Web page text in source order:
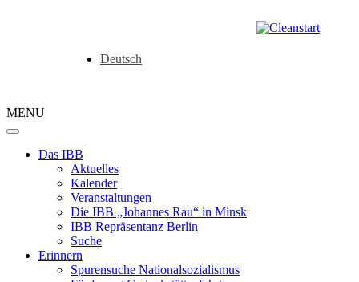
Deutsch
MENU
Das IBB
Aktuelles
Kalender
Veranstaltungen
Die IBB „Johannes Rau“ in Minsk
IBB Repräsentanz Berlin
Suche
Erinnern
Spurensuche Nationalsozialismus